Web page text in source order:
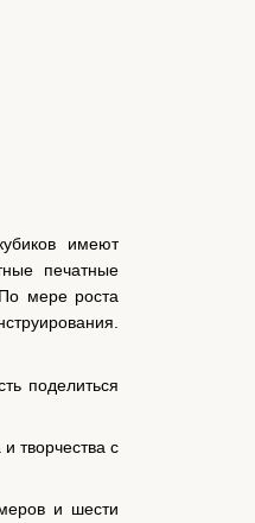
имеют
печатные
мере роста
поделиться
творчества с
и шести